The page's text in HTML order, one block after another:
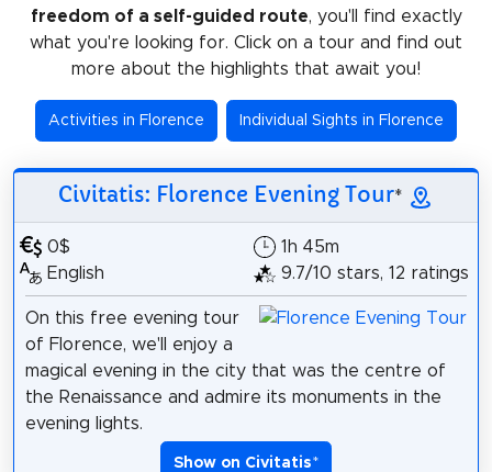
freedom of a self-guided route, you'll find exactly
what you're looking for. Click on a tour and find out
more about the highlights that await you!
Activities in Florence Individual Sights in Florence
Civitatis: Florence Evening Tour*
0$
English
1h 45m
9.7/10 stars, 12 ratings
On this free evening tour
of Florence, we'll enjoy a
magical evening in the city that was the centre of
the Renaissance and admire its monuments in the
evening lights.
Show on Civitatis*